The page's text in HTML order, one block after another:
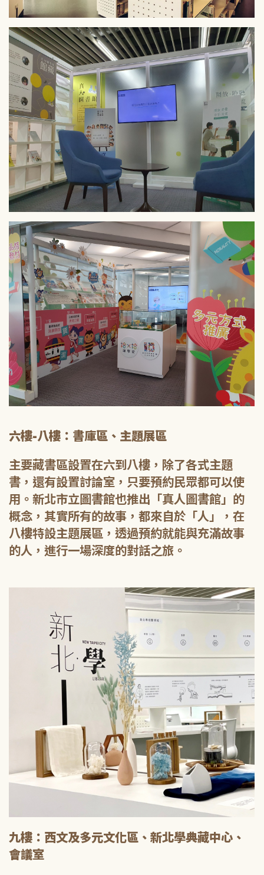
六樓-八樓：書庫區、主題展區
主要藏書區設置在六到八樓，除了各式主題
書，還有設置討論室，只要預約民眾都可以使
用。新北市立圖書館也推出「真人圖書館」的
概念，其實所有的故事，都來自於「人」，在
八樓特設主題展區，透過預約就能與充滿故事
的人，進行一場深度的對話之旅。
九樓：西文及多元文化區、新北學典藏中心、
會議室